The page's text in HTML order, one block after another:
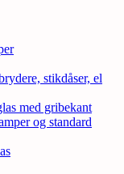
stikdåser, el
med gribekant
og standard